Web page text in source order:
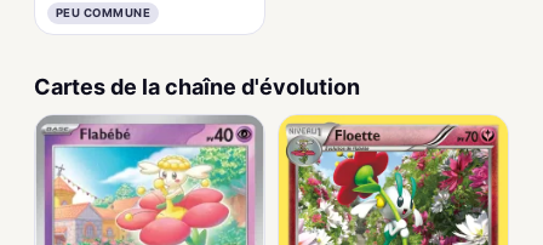
PEU COMMUNE
Cartes de la chaîne d'évolution